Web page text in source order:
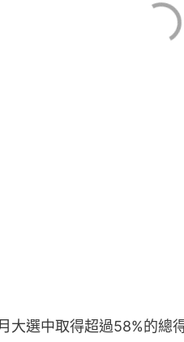
大選中取得超過58%的總